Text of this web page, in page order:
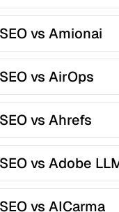
vs Amionai
vs AirOps
vs Ahrefs
vs Adobe
vs AICarma